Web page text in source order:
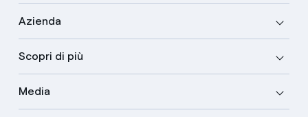
Azienda
Scopri di più
Media